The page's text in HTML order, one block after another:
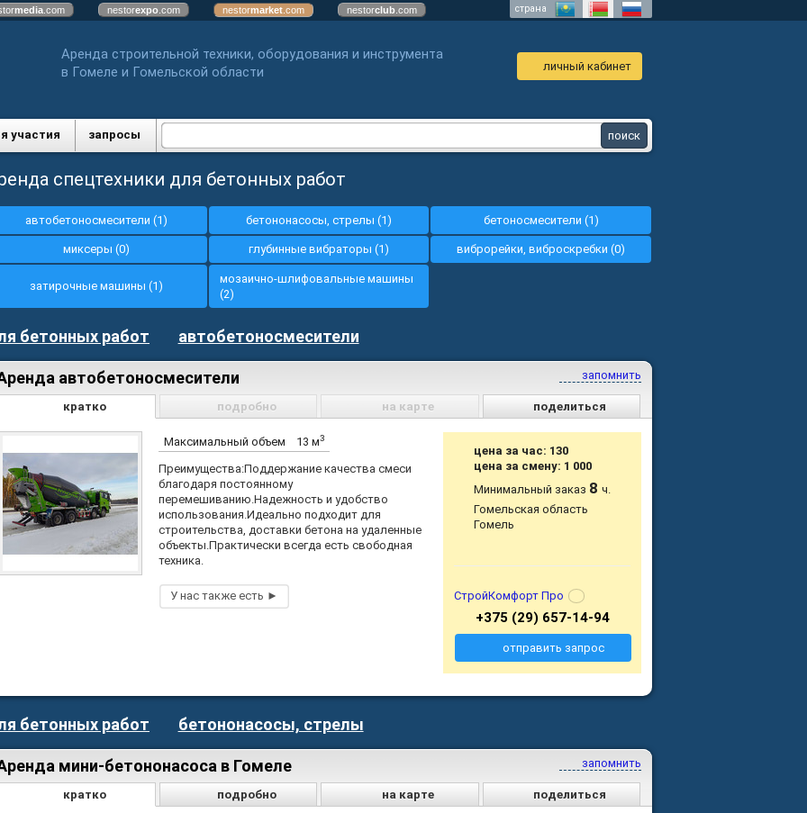
media .com nestorexpo .com nestormarket .com nestorclub .com страна
Аренда строительной техники, оборудования и инструмента
в Гомеле и Гомельской области
личный кабинет
участия запросы
спецтехники для бетонных работ
автобетоносмесители (1) бетононасосы, стрелы (1) бетоносмесители (1)
миксеры (0) глубинные вибраторы (1) виброрейки, виброскребки (0)
затирочные машины (1)
мозаично-шлифовальные машины
(2)
бетонных работ автобетоносмесители
запомнить
автобетоносмесители
кратко подробно на карте поделиться
Максимальный объем 13 м3
Преимущества:Поддержание качества смеси
благодаря постоянному
перемешиванию.Надежность и удобство
использования.Идеально подходит для
строительства, доставки бетона на удаленные
объекты.Практически всегда есть свободная
техника.
цена за час: 130
цена за смену: 1 000
Минимальный заказ 8ч.
Гомельская область
Гомель
СтройКомфорт Про
+375 (29) 657-14-94
отправить запрос
бетонных работ бетононасосы, стрелы
запомнить
мини-бетононасоса в Гомеле
кратко подробно на карте поделиться